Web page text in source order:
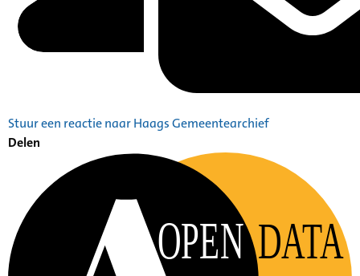
Stuur een reactie naar Haags Gemeentearchief
Delen
OPEN DATA